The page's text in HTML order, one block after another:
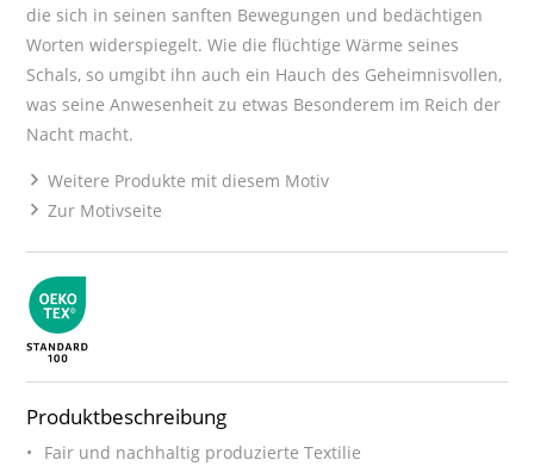
die sich in seinen sanften Bewegungen und bedächtigen
Worten widerspiegelt. Wie die flüchtige Wärme seines
Schals, so umgibt ihn auch ein Hauch des Geheimnisvollen,
was seine Anwesenheit zu etwas Besonderem im Reich der
Nacht macht.
Weitere Produkte mit diesem Motiv
Zur Motivseite
Produktbeschreibung
Fair und nachhaltig produzierte Textilie